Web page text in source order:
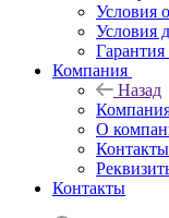
Условия
Условия
Гарантия
Компания
Назад
О
Контакты
Контакты